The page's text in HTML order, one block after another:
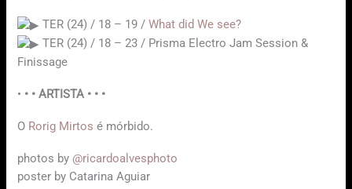
TER (24) / 18 – 19 /What did We see?
TER (24) / 18 – 23 / Prisma Electro Jam Session &
Finissage
• • • ARTISTA • • •
O Rorig Mirtosé mórbido.
photos by @ricardoalvesphoto
poster by Catarina Aguiar